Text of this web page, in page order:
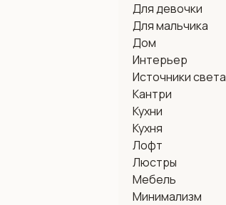
Для девочки
Для мальчика
Дом
Интерьер
Источники света
Кантри
Кухни
Кухня
Лофт
Люстры
Мебель
Минимализм